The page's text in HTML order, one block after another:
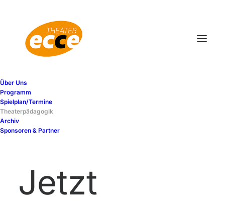
Über Uns
Programm
Spielplan/Termine
Theaterpädagogik
Archiv
Sponsoren & Partner
Jetzt
THEATERPÄDAGOGIK